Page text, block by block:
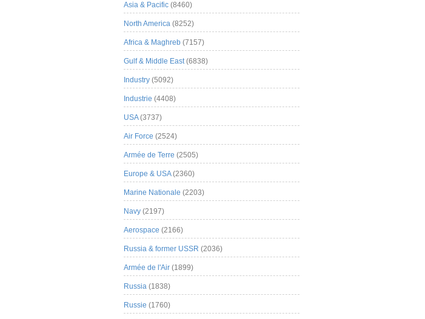
Asia & Pacific (8460)
North America (8252)
Africa & Maghreb (7157)
Gulf & Middle East(6838)
Industry (5092)
Industrie (4408)
USA(3737)
Air Force (2524)
Armée de Terre (2505)
Europe & USA(2360)
Marine Nationale (2203)
Navy (2197)
Aerospace (2166)
Russia & former USSR (2036)
Armée de l'Air (1899)
Russia (1838)
Russie (1760)